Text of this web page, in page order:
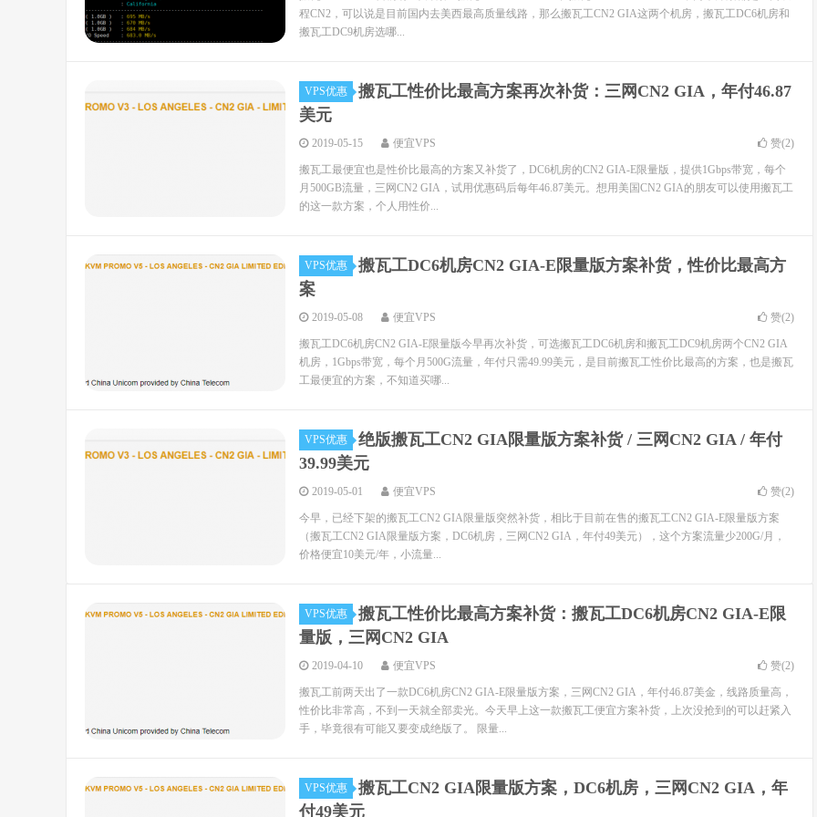
程CN2，可以说是目前国内去美西最高质量线路，那么搬瓦工CN2 GIA这两个机房，搬瓦工DC6机房和
搬瓦工DC9机房选哪...
VPS优惠
搬瓦工性价比最高方案再次补货：三网CN2 GIA，年付46.87
美元
2019-05-15 便宜VPS 赞(2)
搬瓦工最便宜也是性价比最高的方案又补货了，DC6机房的CN2 GIA-E限量版，提供1Gbps带宽，每个
月500GB流量，三网CN2 GIA，试用优惠码后每年46.87美元。想用美国CN2 GIA的朋友可以使用搬瓦工
的这一款方案，个人用性价...
VPS优惠
搬瓦工DC6机房CN2 GIA-E限量版方案补货，性价比最高方
案
2019-05-08 便宜VPS 赞(2)
搬瓦工DC6机房CN2 GIA-E限量版今早再次补货，可选搬瓦工DC6机房和搬瓦工DC9机房两个CN2 GIA
机房，1Gbps带宽，每个月500G流量，年付只需49.99美元，是目前搬瓦工性价比最高的方案，也是搬瓦
工最便宜的方案，不知道买哪...
VPS优惠
绝版搬瓦工CN2 GIA限量版方案补货 / 三网CN2 GIA / 年付
39.99美元
2019-05-01 便宜VPS 赞(2)
今早，已经下架的搬瓦工CN2 GIA限量版突然补货，相比于目前在售的搬瓦工CN2 GIA-E限量版方案
（搬瓦工CN2 GIA限量版方案，DC6机房，三网CN2 GIA，年付49美元），这个方案流量少200G/月，
价格便宜10美元/年，小流量...
VPS优惠
搬瓦工性价比最高方案补货：搬瓦工DC6机房CN2 GIA-E限
量版，三网CN2 GIA
2019-04-10 便宜VPS 赞(2)
搬瓦工前两天出了一款DC6机房CN2 GIA-E限量版方案，三网CN2 GIA，年付46.87美金，线路质量高，
性价比非常高，不到一天就全部卖光。今天早上这一款搬瓦工便宜方案补货，上次没抢到的可以赶紧入
手，毕竟很有可能又要变成绝版了。 限量...
VPS优惠
搬瓦工CN2 GIA限量版方案，DC6机房，三网CN2 GIA，年
付49美元